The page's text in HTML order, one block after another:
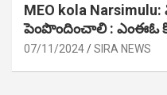
MEO kola Narsimulu:
పెంపొందించాలి : ఎంఈఓ
07/11/2024 SIRA NEWS